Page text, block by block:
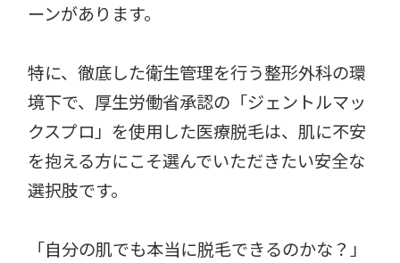
ーンがあります。
特に、徹底した衛生管理を行う整形外科の環
境下で、厚生労働省承認の「ジェントルマッ
クスプロ」を使用した医療脱毛は、肌に不安
を抱える方にこそ選んでいただきたい安全な
選択肢です。
「自分の肌でも本当に脱毛できるのかな？」